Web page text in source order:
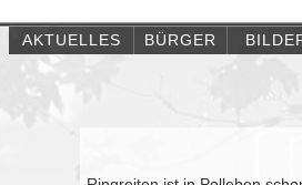
AKTUELLES BÜRGER